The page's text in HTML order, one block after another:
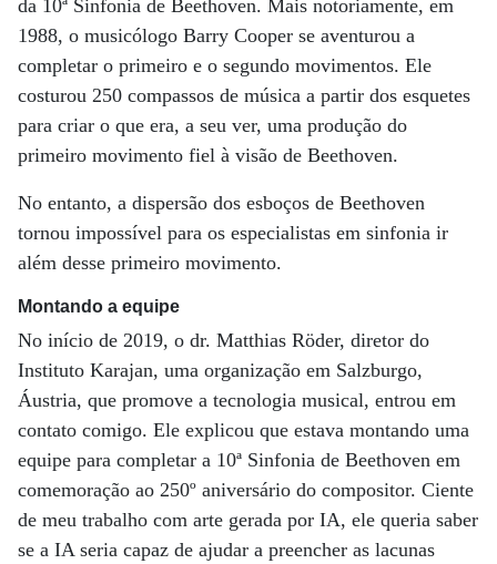
da 10ª Sinfonia de Beethoven. Mais notoriamente, em
1988, o musicólogo Barry Cooper se aventurou a
completar o primeiro e o segundo movimentos. Ele
costurou 250 compassos de música a partir dos esquetes
para criar o que era, a seu ver, uma produção do
primeiro movimento fiel à visão de Beethoven.
No entanto, a dispersão dos esboços de Beethoven
tornou impossível para os especialistas em sinfonia ir
além desse primeiro movimento.
Montando a equipe
No início de 2019, o dr. Matthias Röder, diretor do
Instituto Karajan, uma organização em Salzburgo,
Áustria, que promove a tecnologia musical, entrou em
contato comigo. Ele explicou que estava montando uma
equipe para completar a 10ª Sinfonia de Beethoven em
comemoração ao 250º aniversário do compositor. Ciente
de meu trabalho com arte gerada por IA, ele queria saber
se a IA seria capaz de ajudar a preencher as lacunas